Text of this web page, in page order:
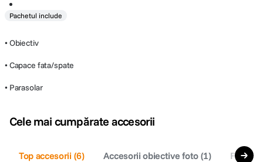
Pachetul include
• Obiectiv
• Capace fata/spate
• Parasolar
Cele mai cumpărate accesorii
Top accesorii (6) Accesorii obiective foto(1) Filtre